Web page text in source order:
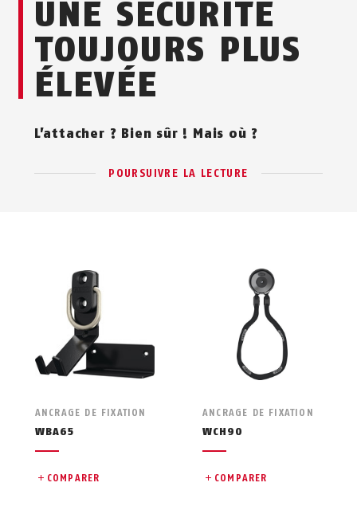
UNE SÉCURITÉ
TOUJOURS PLUS
ÉLEVÉE
L’attacher ? Bien sûr ! Mais où ?
POURSUIVRE LA LECTURE
ANCRAGE DE FIXATION
WBA65
COMPARER
ANCRAGE DE FIXATION
WCH90
COMPARER